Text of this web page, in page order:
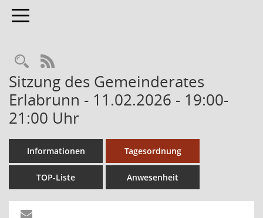
Toggle navigation
RSS-Feed
Sitzung des Gemeinderates
Erlabrunn - 11.02.2026 - 19:00-
21:00 Uhr
Informationen Tagesordnung
TOP-Liste Anwesenheit